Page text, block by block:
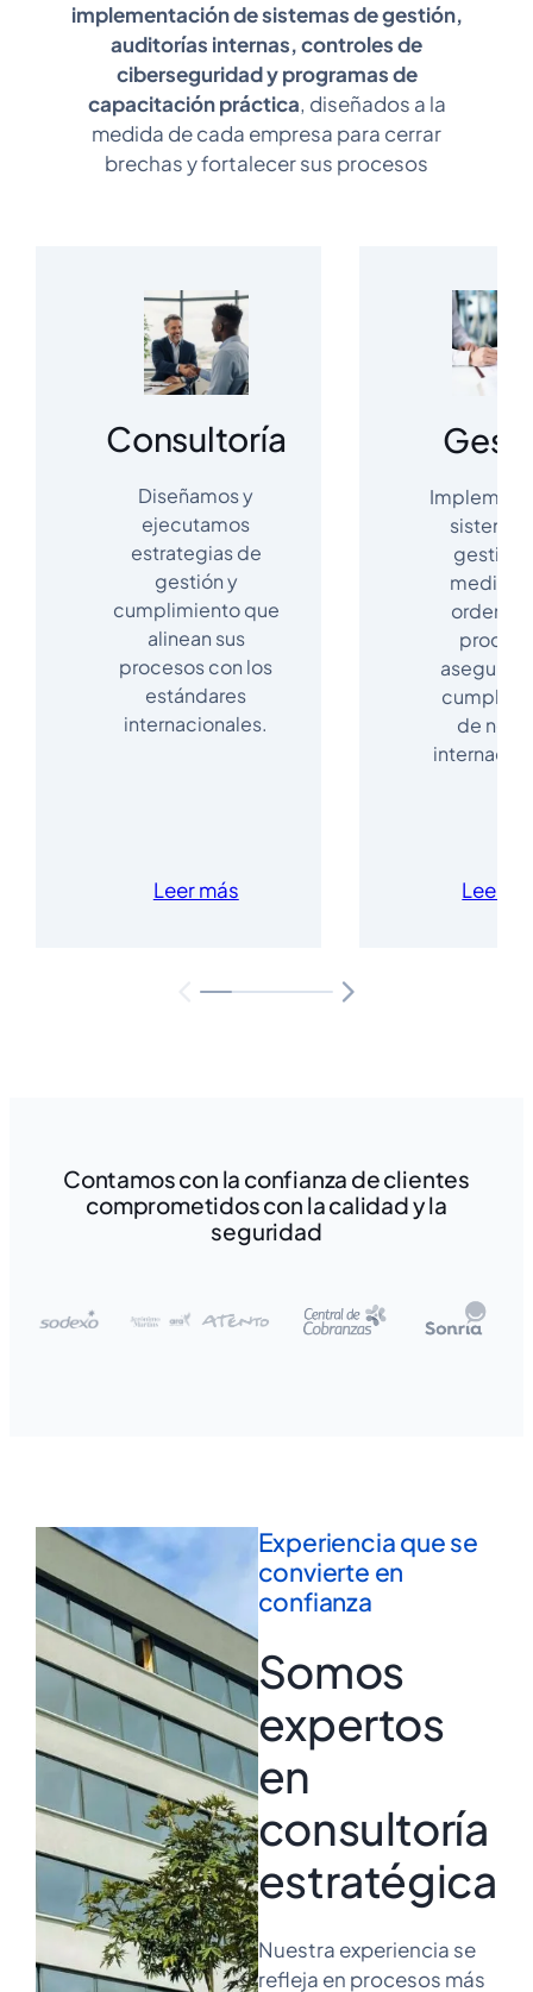
implementación de sistemas de gestión,
auditorías internas, controles de
ciberseguridad y programas de
capacitación práctica, diseñados a la
medida de cada empresa para cerrar
brechas y fortalecer sus procesos
Consultoría
Diseñamos y
ejecutamos
estrategias de
gestión y
cumplimiento que
alinean sus
procesos con los
estándares
internacionales.
Leer más
gestión
medida
ordenan
de
Leer
Contamos con la confianza de clientes
comprometidos con la calidad y la
seguridad
Experiencia que se
convierte en
confianza
Somos
expertos
en
consultoría
estratégica
Nuestra experiencia se
refleja en procesos más